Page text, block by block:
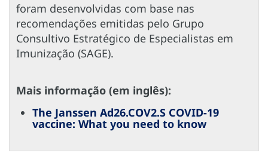
foram desenvolvidas com base nas
recomendações emitidas pelo Grupo
Consultivo Estratégico de Especialistas em
Imunização (SAGE).
Mais informação (em inglês):
The Janssen Ad26.COV2.S COVID-19
vaccine: What you need to know